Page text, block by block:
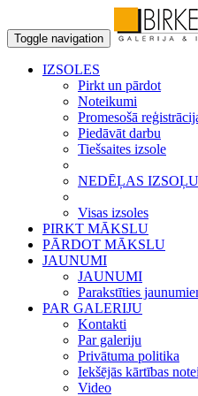
Toggle navigation
IZSOLES
Pirkt un pārdot
Noteikumi
Promesošā
Piedāvāt darbu
Tiešsaites izsole
NEDĒĻAS
Visas izsoles
PIRKT MĀKSLU
PĀRDOT MĀKSLU
JAUNUMI
JAUNUMI
Parakstīties
PAR GALERIJU
Kontakti
Par galeriju
Privātuma politika
Iekšējās kārtības
Video